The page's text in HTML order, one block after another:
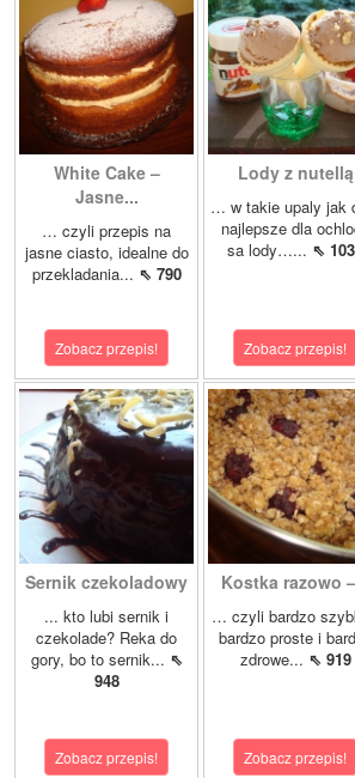
White Cake –
Jasne...
… czyli przepis na
jasne ciasto, idealne do
przekladania... ⇖ 790
Zobacz przepis!
Lody z nutellą
… w takie upaly jak
najlepsze dla
sa lody…... ⇖
Zobacz przepis!
Sernik czekoladowy
... kto lubi sernik i
czekolade? Reka do
gory, bo to sernik... ⇖
948
Zobacz przepis!
Kostka razowo
… czyli bardzo
bardzo proste i
zdrowe... ⇖ 919
Zobacz przepis!